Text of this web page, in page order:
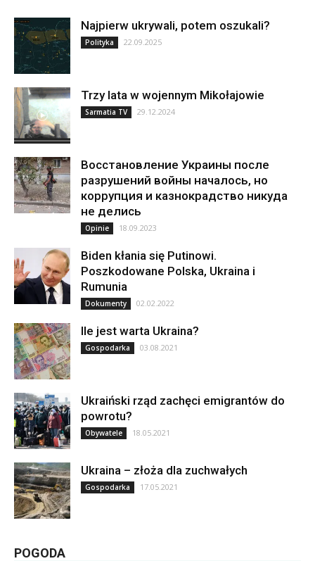
Najpierw ukrywali, potem oszukali?
Polityka 22.09.2025
Trzy lata w wojennym Mikołajowie
Sarmatia TV 29.12.2024
Восстановление Украины после
разрушений войны началось, но
коррупция и казнокрадство никуда
не делись
Opinie 18.09.2023
Biden kłania się Putinowi.
Poszkodowane Polska, Ukraina i
Rumunia
Dokumenty 02.02.2022
Ile jest warta Ukraina?
Gospodarka 03.08.2021
Ukraiński rząd zachęci emigrantów do
powrotu?
Obywatele 18.05.2021
Ukraina – złoża dla zuchwałych
Gospodarka 17.05.2021
POGODA